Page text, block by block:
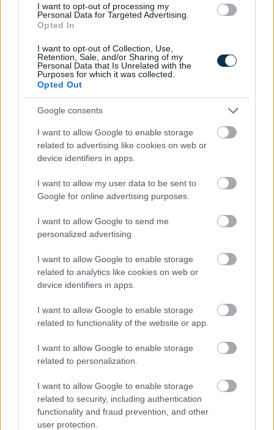
I want to opt-out of processing my
Personal Data for Targeted Advertising.
Opted In
I want to opt-out of Collection, Use,
Retention, Sale, and/or Sharing of my
Personal Data that Is Unrelated with the
Purposes for which it was collected.
Opted Out
Google consents
I want to allow Google to enable storage
related to advertising like cookies on web or
device identifiers in apps.
I want to allow my user data to be sent to
Google for online advertising purposes.
I want to allow Google to send me
personalized advertising.
I want to allow Google to enable storage
related to analytics like cookies on web or
device identifiers in apps.
I want to allow Google to enable storage
related to functionality of the website or app.
I want to allow Google to enable storage
related to personalization.
I want to allow Google to enable storage
related to security, including authentication
functionality and fraud prevention, and other
user protection.
10 cég, amely a
hálózatot
működteti
A földgázellátás a legtöbb
fogyasztó szemében egyszerű
szolgáltatásnak tűnik: a gáz
mérő rögzíti a fogyasztást,
majd havonta vagy
számla érkezik. A háttérben
azonban több, egymástól
elkülönülő szereplő működik
együtt.
Nem az infláció
dönt: így működik
valójában a
valorizációs szorzó
nyugdíjszámításban